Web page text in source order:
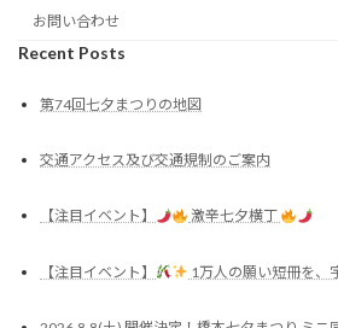
お問い合わせ
Recent Posts
第74回七夕まつりの地図
交通アクセス及び交通規制のご案内
【注目イベント】 激辛七夕横丁
【注目イベント】 1万人の願い短冊を、